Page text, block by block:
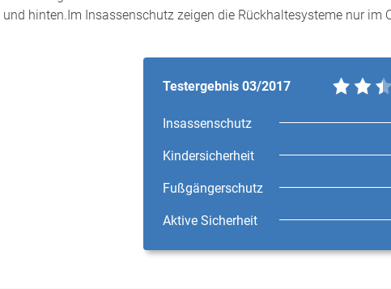
hinten.Im Insassenschutz zeigen die Rückhaltesysteme nur im
Testergebnis 03/2017
Insassenschutz
Kindersicherheit
Fußgängerschutz
Aktive Sicherheit